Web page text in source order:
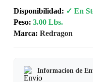
Disponibilidad: ✓ En
Peso: 3.00 Lbs.
Marca: Redragon
Informacion de